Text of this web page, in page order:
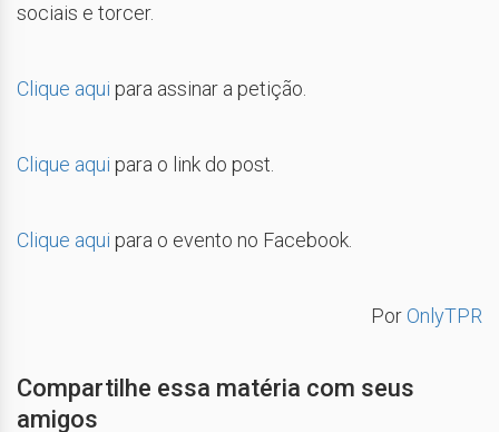
sociais e torcer.
Clique aqui para assinar a petição.
Clique aqui para o link do post.
Clique aqui para o evento no Facebook.
Por OnlyTPR
Compartilhe essa matéria com seus
amigos